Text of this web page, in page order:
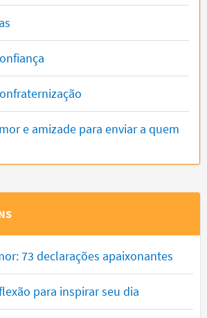
e amizade para enviar a quem
73 declarações apaixonantes
para inspirar seu dia